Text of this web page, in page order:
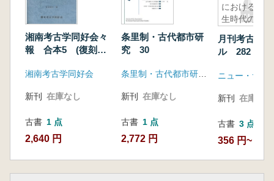
湘南考古学同好会々
報 合本5 (復刻
号)
湘南考古学同好会
新刊 在庫なし
古書 1 点
2,640 円
条里制・古代都市研
究 30
新刊 在庫なし
古書 1 点
2,772 円
における弥
生時代の青
月刊考古学
ル 282 特
の青銅武器
ニュー・サイ
新刊 在庫なし
古書 3 点
356 円~